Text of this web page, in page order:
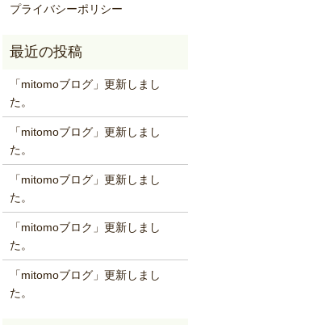
プライバシーポリシー
「mitomoブログ」更新しまし
た。
「mitomoブログ」更新しまし
た。
「mitomoブログ」更新しまし
た。
「mitomoブロク」更新しまし
た。
「mitomoブログ」更新しまし
た。